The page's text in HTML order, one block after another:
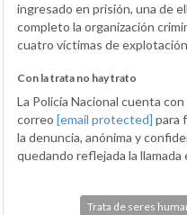
ingresado en prisión, una de
completo la organización
cuatro víctimas de
Con la trata no hay trato
La Policía Nacional cuenta
correo [email protected] para
la denuncia, anónima y
quedando reflejada la
Trata de seres